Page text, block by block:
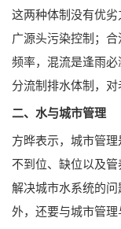
这两种体制没有优
广源头污染控制；
频率，混流是逢雨
分流制排水体制，对
二、水与城市管理
方晔表示，城市管
不到位、缺位以及
解决城市水系统的
外，还要与城市管